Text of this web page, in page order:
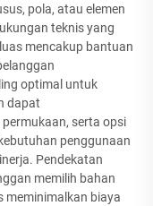
pola, atau elemen
teknis yang
mencakup bantuan
optimal untuk
dapat
serta opsi
penggunaan
Pendekatan
memilih bahan
meminimalkan biaya